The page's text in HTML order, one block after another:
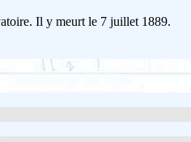
Il y meurt le 7 juillet 1889.